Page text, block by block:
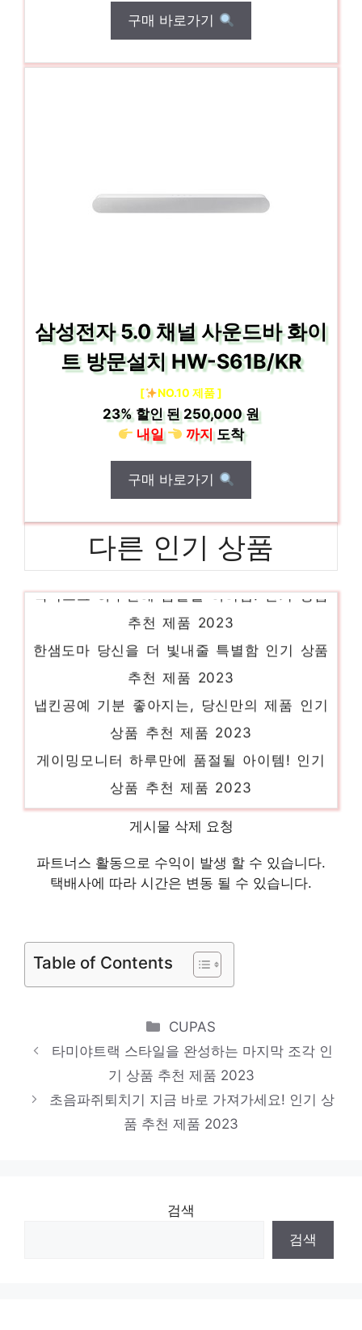
구매 바로가기
삼성전자 5.0 채널 사운드바 화이
트 방문설치 HW-S61B/KR
[ NO.10 제품 ]
23%할인 된250,000 원
내일
까지도착
구매 바로가기
다른 인기 상품
추천 제품 2023
한샘도마 당신을 더 빛내줄 특별함 인기 상품
추천 제품 2023
냅킨공예 기분 좋아지는, 당신만의 제품 인기
상품 추천 제품 2023
게이밍모니터 하루만에 품절될 아이템! 인기
상품 추천 제품 2023
산양하이키드골드액상드액상 절대 후회하지
않을 최고의 선택 인기 상품 추천 제품 2023
아이코스 핫 아이템, 주목해주세요! 인기 상
품 추천 제품 2023
가세요! 인기 상품 추천 제품 2023
게시물 삭제 요청
파트너스 활동으로 수익이 발생 할 수 있습니다.
택배사에 따라 시간은 변동 될 수 있습니다.
Table of Contents
Categories
CUPAS
타미야트랙 스타일을 완성하는 마지막 조각 인
기 상품 추천 제품 2023
초음파쥐퇴치기 지금 바로 가져가세요! 인기 상
품 추천 제품 2023
검색
검색